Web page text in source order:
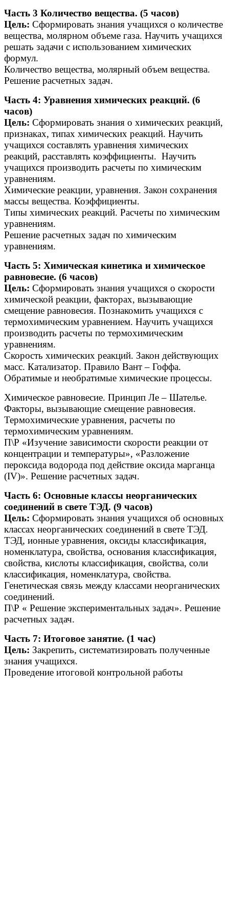
Часть 3 Количество вещества. (5 часов)
Цель: Сформировать знания учащихся о количестве
вещества, молярном объеме газа. Научить учащихся
решать задачи с использованием химических
формул.
Количество вещества, молярный объем вещества.
Решение расчетных задач.
Часть 4: Уравнения химических реакций. (6
часов)
Цель: Сформировать знания о химических реакций,
признаках, типах химических реакций. Научить
учащихся составлять уравнения химических
реакций, расставлять коэффициенты. Научить
учащихся производить расчеты по химическим
уравнениям.
Химические реакции, уравнения. Закон сохранения
массы вещества. Коэффициенты.
Типы химических реакций. Расчеты по химическим
уравнениям.
Решение расчетных задач по химическим
уравнениям.
Часть 5: Химическая кинетика и химическое
равновесие. (6 часов)
Цель: Сформировать знания учащихся о скорости
химической реакции, факторах, вызывающие
смещение равновесия. Познакомить учащихся с
термохимическим уравнением. Научить учащихся
производить расчеты по термохимическим
уравнениям.
Скорость химических реакций. Закон действующих
масс. Катализатор. Правило Вант – Гоффа.
Обратимые и необратимые химические процессы.
Химическое равновесие. Принцип Ле – Шателье.
Факторы, вызывающие смещение равновесия.
Термохимические уравнения, расчеты по
термохимическим уравнениям.
П\Р «Изучение зависимости скорости реакции от
концентрации и температуры», «Разложение
пероксида водорода под действие оксида марганца
(IV)». Решение расчетных задач.
Часть 6: Основные классы неорганических
соединений в свете ТЭД. (9 часов)
Цель: Сформировать знания учащихся об основных
классах неорганических соединений в свете ТЭД.
ТЭД, ионные уравнения, оксиды классификация,
номенклатура, свойства, основания классификация,
свойства, кислоты классификация, свойства, соли
классификация, номенклатура, свойства.
Генетическая связь между классами неорганических
соединений.
П\Р « Решение экспериментальных задач». Решение
расчетных задач.
Часть 7: Итоговое занятие. (1 час)
Цель: Закрепить, систематизировать полученные
знания учащихся.
Проведение итоговой контрольной работы